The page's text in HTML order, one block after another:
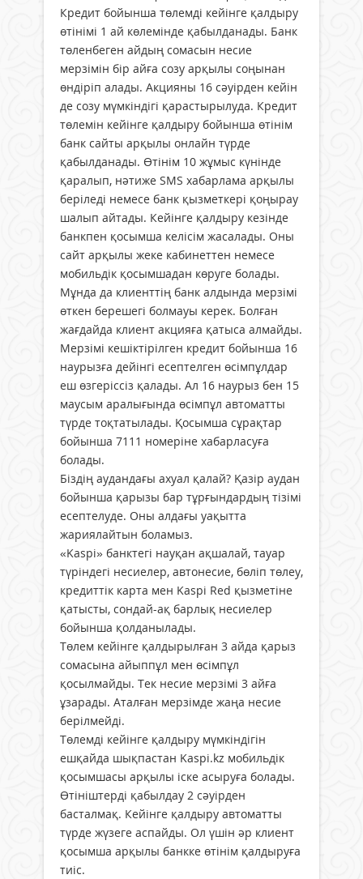
Кредит бойынша төлемді кейінге қалдыру
өтінімі 1 ай көлемінде қабылданады. Банк
төленбеген айдың сомасын несие
мерзімін бір айға созу арқылы соңынан
өндіріп алады. Акцияны 16 сәуірден кейін
де созу мүмкіндігі қарастырылуда. Кредит
төлемін кейінге қалдыру бойынша өтінім
банк сайты арқылы онлайн түрде
қабылданады. Өтінім 10 жұмыс күнінде
қаралып, нәтиже SMS хабарлама арқылы
беріледі немесе банк қызметкері қоңырау
шалып айтады. Кейінге қалдыру кезінде
банкпен қосымша келісім жасалады. Оны
сайт арқылы жеке кабинеттен немесе
мобильдік қосымшадан көруге болады.
Мұнда да клиенттің банк алдында мерзімі
өткен берешегі болмауы керек. Болған
жағдайда клиент акцияға қатыса алмайды.
Мерзімі кешіктірілген кредит бойынша 16
наурызға дейінгі есептелген өсімпұлдар
еш өзгеріссіз қалады. Ал 16 наурыз бен 15
маусым аралығында өсімпұл автоматты
түрде тоқтатылады. Қосымша сұрақтар
бойынша 7111 номеріне хабарласуға
болады.
Біздің аудандағы ахуал қалай? Қазір аудан
бойынша қарызы бар тұрғындардың тізімі
есептелуде. Оны алдағы уақытта
жариялайтын боламыз.
«Kaspi» банктегі науқан ақшалай, тауар
түріндегі несиелер, автонесие, бөліп төлеу,
кредиттік карта мен Kaspi Red қызметіне
қатысты, сондай-ақ барлық несиелер
бойынша қолданылады.
Төлем кейінге қалдырылған 3 айда қарыз
сомасына айыппұл мен өсімпұл
қосылмайды. Тек несие мерзімі 3 айға
ұзарады. Аталған мерзімде жаңа несие
берілмейді.
Төлемді кейінге қалдыру мүмкін­дігін
ешқайда шықпастан Kaspi.kz мо­бильдік
қосымшасы арқылы іске асыруға болады.
Өтініштерді қабылдау 2 сәуірден
басталмақ. Кейінге қалдыру автоматты
түрде жүзеге аспайды. Ол үшін әр клиент
қосымша арқылы банкке өтінім қалдыруға
тиіс.